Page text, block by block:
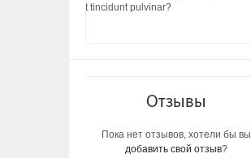
dictumst, vel amet tincidunt pulvinar?
Отзывы
Пока нет отзывов, хотели бы вы
добавить свой отзыв?